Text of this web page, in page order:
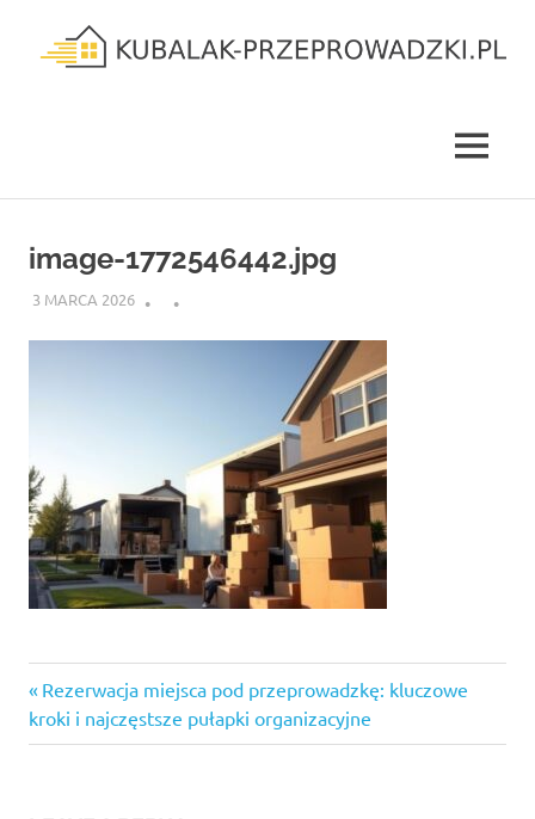
content
MENU
image-1772546442.jpg
3 MARCA 2026
Nawigacja
wpisu
Previous
Post:
Rezerwacja miejsca pod przeprowadzkę: kluczowe
kroki i najczęstsze pułapki organizacyjne